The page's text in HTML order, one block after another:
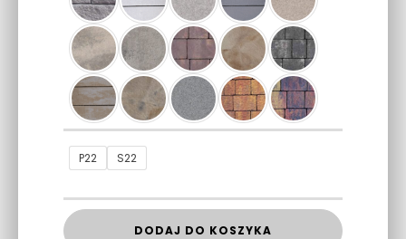
P22 S22
DODAJ DO KOSZYKA